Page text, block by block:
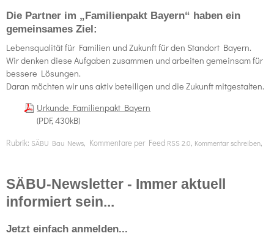
Die Partner im „Familienpakt Bayern“ haben ein
gemeinsames Ziel:
Lebensqualität für Familien und Zukunft für den Standort Bayern.
Wir denken diese Aufgaben zusammen und arbeiten gemeinsam für
bessere Lösungen.
Daran möchten wir uns aktiv beteiligen und die Zukunft mitgestalten.
Urkunde Familienpakt Bayern
(PDF, 430kB)
Rubrik: SÄBU Bau News, Kommentare per Feed RSS 2.0, Kommentar schreiben,
SÄBU-Newsletter - Immer aktuell
informiert sein...
Jetzt einfach anmelden...